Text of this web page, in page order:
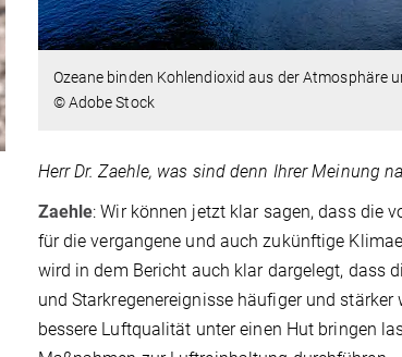
Ozeane binden Kohlendioxid aus der
© Adobe Stock
Herr Dr. Zaehle, was sind denn Ihrer Meinung
Zaehle: Wir können jetzt klar sagen, dass die
für die vergangene und auch zukünftige
wird in dem Bericht auch klar dargelegt, dass
und Starkregenereignisse häufiger und
bessere Luftqualität unter einen Hut bringen